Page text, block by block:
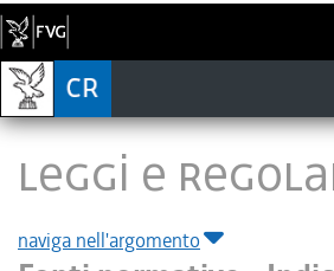
LEGGI E
naviga nell'argomento